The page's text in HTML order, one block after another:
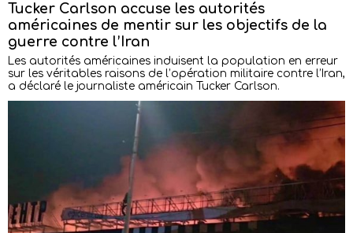
Tucker Carlson accuse les autorités
américaines de mentir sur les objectifs de la
guerre contre l’Iran
Les autorités américaines induisent la population en erreur
sur les véritables raisons de l’opération militaire contre l’Iran,
a déclaré le journaliste américain Tucker Carlson.